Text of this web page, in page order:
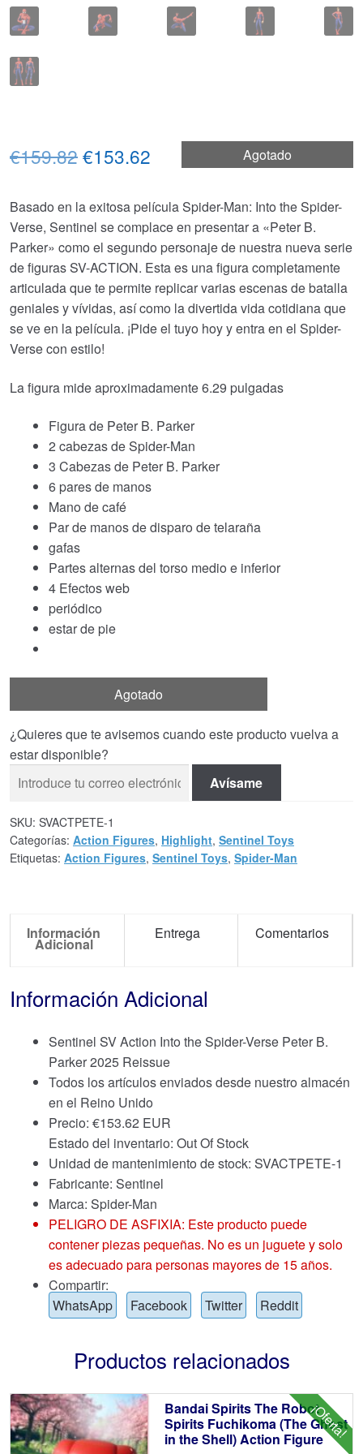
Agotado
€159.82El
original
era:
€159.82.
€153.62
actual
es:
€153.62.
Basado en la exitosa película Spider-Man: Into the Spider-
Verse, Sentinel se complace en presentar a «Peter B.
Parker» como el segundo personaje de nuestra nueva serie
de figuras SV-ACTION. Esta es una figura completamente
articulada que te permite replicar varias escenas de batalla
geniales y vívidas, así como la divertida vida cotidiana que
se ve en la película. ¡Pide el tuyo hoy y entra en el Spider-
Verse con estilo!
La figura mide aproximadamente 6.29 pulgadas
Figura de Peter B. Parker
2 cabezas de Spider-Man
3 Cabezas de Peter B. Parker
6 pares de manos
Mano de café
Par de manos de disparo de telaraña
gafas
Partes alternas del torso medio e inferior
4 Efectos web
periódico
estar de pie
Agotado
¿Quieres que te avisemos cuando este producto vuelva a
estar disponible?
Avísame
SKU: SVACTPETE-1
Categorías: Action Figures, Highlight, Sentinel Toys
Etiquetas: Action Figures, Sentinel Toys, Spider-Man
Información
Adicional
Entrega Comentarios
Información Adicional
Sentinel SV Action Into the Spider-Verse Peter B.
Parker 2025 Reissue
Todos los artículos enviados desde nuestro almacén
en el Reino Unido
Precio: €153.62 EUR
Estado del inventario: Out Of Stock
Unidad de mantenimiento de stock: SVACTPETE-1
Fabricante: Sentinel
Marca: Spider-Man
PELIGRO DE ASFIXIA: Este producto puede
contener piezas pequeñas. No es un juguete y solo
es adecuado para personas mayores de 15 años.
Compartir:
WhatsApp
Facebook Twitter Reddit
Productos relacionados
¡Oferta!
Bandai Spirits The Robot
Spirits Fuchikoma (The Ghost
in the Shell) Action Figure